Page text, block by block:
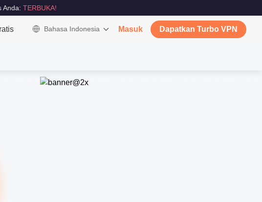
Anda: TERBUKA!
Bahasa Indonesia Masuk Dapatkan Turbo VPN